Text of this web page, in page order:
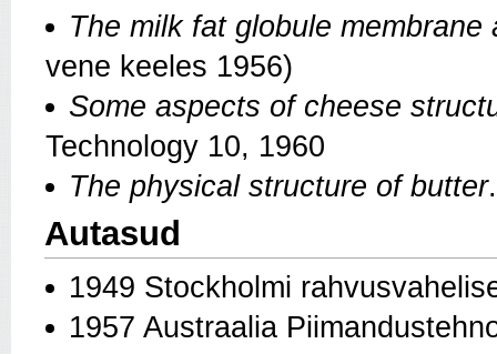
The milk fat globule
vene keeles 1956)
Some aspects of cheese
Technology 10, 1960
The physical structure of butter
Autasud
1949 Stockholmi
1957 Austraalia